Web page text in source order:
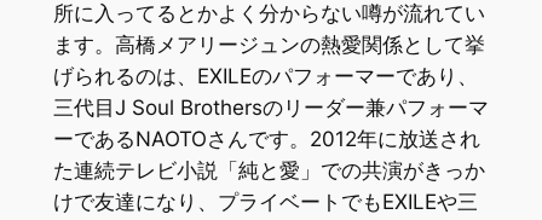
所に入ってるとかよく分からない噂が流れてい
ます。高橋メアリージュンの熱愛関係として挙
げられるのは、EXILEのパフォーマーであり、
三代目J Soul Brothersのリーダー兼パフォーマ
ーであるNAOTOさんです。2012年に放送され
た連続テレビ小説「純と愛」での共演がきっか
けで友達になり、プライベートでもEXILEや三